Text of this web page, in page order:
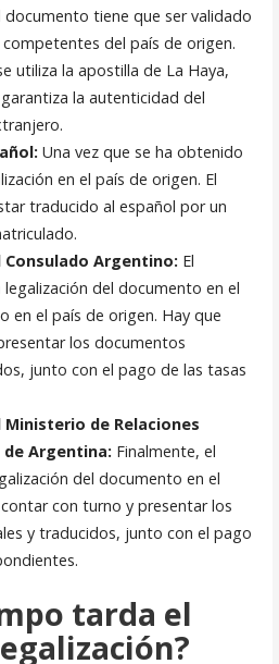
documento tiene que ser validado
del país de origen.
utiliza la apostilla de La Haya,
la autenticidad del
Una vez que se ha obtenido
en el país de origen. El
traducido al español por un
Argentino: El
del documento en el
en el país de origen. Hay que
los documentos
junto con el pago de las tasas
de Relaciones
Argentina: Finalmente, el
del documento en el
con turno y presentar los
y traducidos, junto con el pago
tarda el